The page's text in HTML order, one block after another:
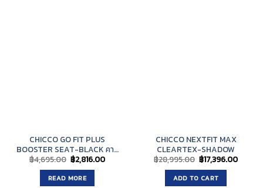
CHICCO GO FIT PLUS
BOOSTER SEAT-BLACK คาร์
ซีท
฿4,695.00 Original
price
was:
฿4,695.00.
฿2,816.00Current
READ MORE
CHICCO NEXTFIT MAX
CLEARTEX-SHADOW
฿28,995.00 Original
price
was:
฿28,995.00.
฿17,396.00
ADD TO CART